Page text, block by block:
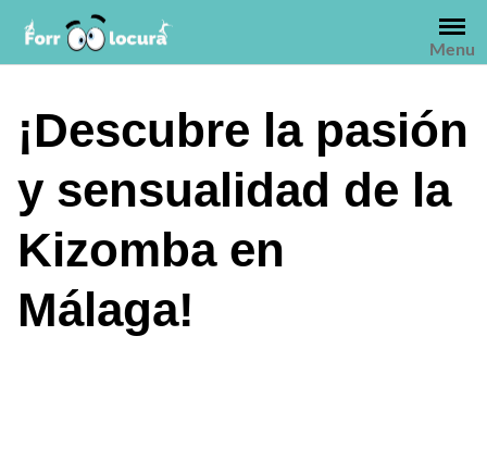
contenido
Menu
¡Descubre la pasión
y sensualidad de la
Kizomba en
Málaga!